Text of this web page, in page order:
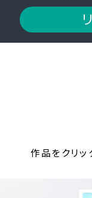
作品をクリ